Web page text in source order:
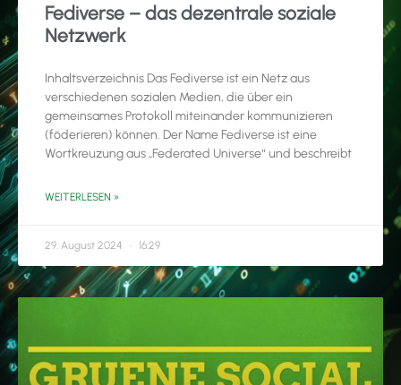
Fediverse – das dezentrale soziale
Netzwerk
Inhaltsverzeichnis Das Fediverse ist ein Netz aus
verschiedenen sozialen Medien, die über ein
gemeinsames Protokoll miteinander kommunizieren
(föderieren) können. Der Name Fediverse ist eine
Wortkreuzung aus „Federated Universe“ und beschreibt
WEITERLESEN »
29. August 2024 16:29